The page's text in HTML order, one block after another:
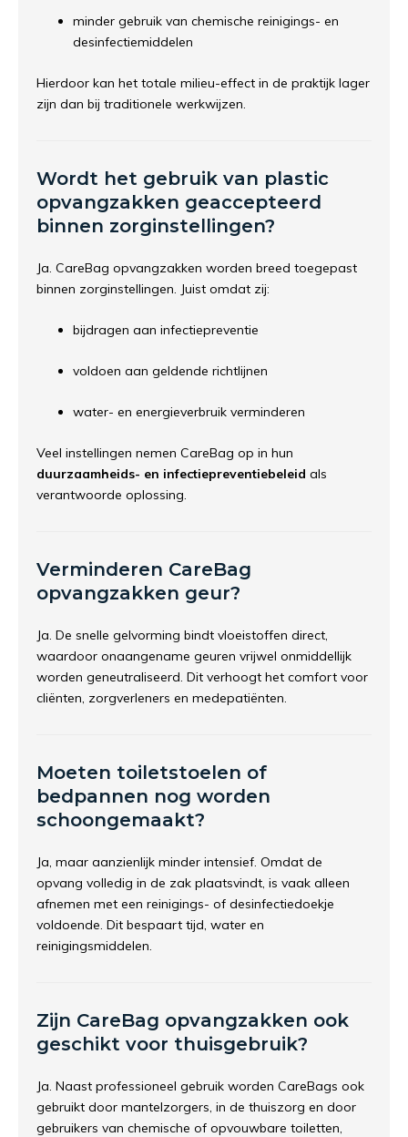
minder gebruik van chemische reinigings- en
desinfectiemiddelen
Hierdoor kan het totale milieu-effect in de praktijk lager
zijn dan bij traditionele werkwijzen.
Wordt het gebruik van plastic
opvangzakken geaccepteerd
binnen zorginstellingen?
Ja. CareBag opvangzakken worden breed toegepast
binnen zorginstellingen. Juist omdat zij:
bijdragen aan infectiepreventie
voldoen aan geldende richtlijnen
water- en energieverbruik verminderen
Veel instellingen nemen CareBag op in hun
duurzaamheids- en infectiepreventiebeleid als
verantwoorde oplossing.
Verminderen CareBag
opvangzakken geur?
Ja. De snelle gelvorming bindt vloeistoffen direct,
waardoor onaangename geuren vrijwel onmiddellijk
worden geneutraliseerd. Dit verhoogt het comfort voor
cliënten, zorgverleners en medepatiënten.
Moeten toiletstoelen of
bedpannen nog worden
schoongemaakt?
Ja, maar aanzienlijk minder intensief. Omdat de
opvang volledig in de zak plaatsvindt, is vaak alleen
afnemen met een reinigings- of desinfectiedoekje
voldoende. Dit bespaart tijd, water en
reinigingsmiddelen.
Zijn CareBag opvangzakken ook
geschikt voor thuisgebruik?
Ja. Naast professioneel gebruik worden CareBags ook
gebruikt door mantelzorgers, in de thuiszorg en door
gebruikers van chemische of opvouwbare toiletten,